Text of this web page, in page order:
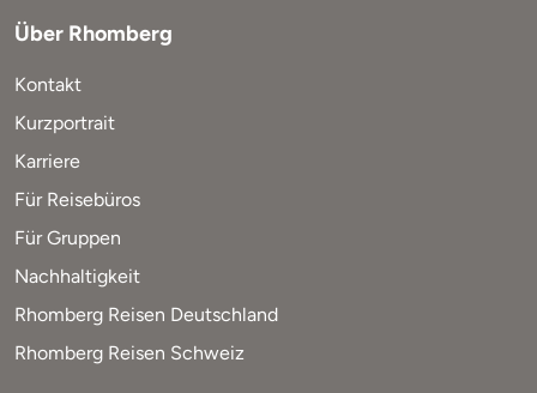
Über Rhomberg
Kontakt
Kurzportrait
Karriere
Für Reisebüros
Für Gruppen
Nachhaltigkeit
Rhomberg Reisen Deutschland
Rhomberg Reisen Schweiz